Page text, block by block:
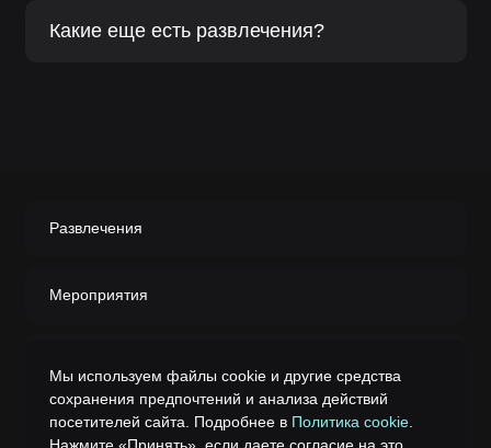
Какие еще есть развлечения?
Мы используем файлы cookie и другие средства
сохранения предпочтений и анализа действий
посетителей сайта. Подробнее в Политика cookie
Развлечения
Мероприятия
Реквизиты